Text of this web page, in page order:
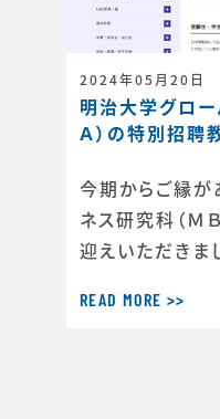
2024年05月20日
明治大学グロー
Ａ）の特別招聘
今期からご縁が
ネス研究科（Ｍ
迎えいただきま
さんと課外授業
READ MORE >>